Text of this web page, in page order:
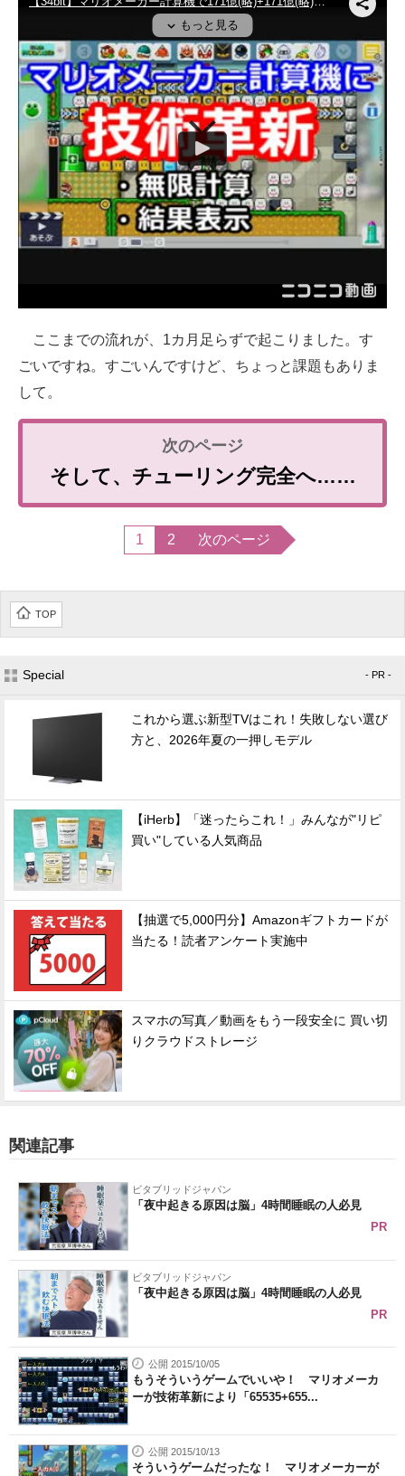
ここまでの流れが、1カ月足らずで起こりました。す
ごいですね。すごいんですけど、ちょっと課題もありま
して。
そして、チューリング完全へ……
1 2 次のページ
TOP
Special - PR -
これから選ぶ新型TVはこれ！失敗しない選び
方と、2026年夏の一押しモデル
【iHerb】「迷ったらこれ！」みんなが"リピ
買い"している人気商品
【抽選で5,000円分】Amazonギフトカードが
当たる！読者アンケート実施中
スマホの写真／動画をもう一段安全に 買い切
りクラウドストレージ
関連記事
ビタブリッドジャパン
「夜中起きる原因は脳」4時間睡眠の人必見
PR
ビタブリッドジャパン
「夜中起きる原因は脳」4時間睡眠の人必見
PR
公開 2015/10/05
もうそういうゲームでいいや！ マリオメーカ
ーが技術革新により「65535+655...
公開 2015/10/13
そういうゲームだったな！ マリオメーカーが